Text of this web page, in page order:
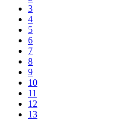
3
4
5
6
7
8
9
10
11
12
13